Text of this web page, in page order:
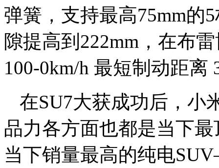
弹簧，支持最高75mm的
隙提高到222mm，在布
100-0km/h 最短制动距离
在SU7大获成功后，小
品力各方面也都是当下
当下销量最高的纯电